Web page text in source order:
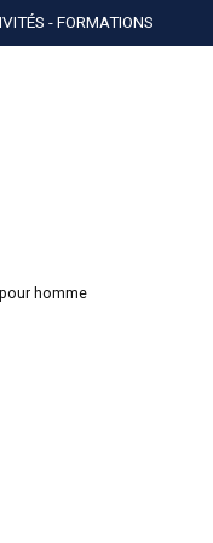
- FORMATIONS
homme